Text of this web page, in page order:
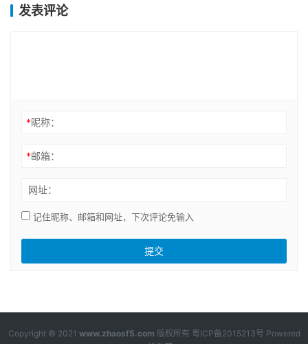
发表评论
*昵称：
*邮箱：
网址：
记住昵称、邮箱和网址，下次评论免输入
Copyright © 2021 www.zhaosf5.com 版权所有 粤ICP备2015213号 Powered